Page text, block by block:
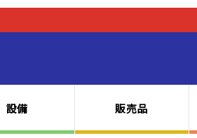
設備 販売品